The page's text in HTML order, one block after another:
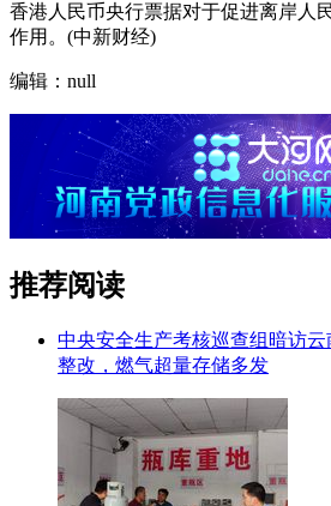
香港人民币央行票据对于促进离岸人
作用。(中新财经)
编辑：null
推荐阅读
中央安全生产考核巡查组暗访
整改，燃气超量存储多发